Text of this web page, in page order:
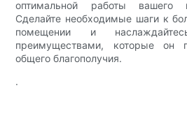
оптимальной работы вашего
Сделайте необходимые шаги к
помещении и
преимуществами, которые он
общего благополучия.
.